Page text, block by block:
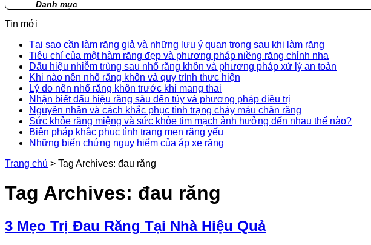
Danh mục
Tin mới
Tại sao cần làm răng giả và những lưu ý quan trọng sau khi làm răng
Tiêu chí của một hàm răng đẹp và phương pháp niềng răng chỉnh nha
Dấu hiệu nhiễm trùng sau nhổ răng khôn và phương pháp xử lý an toàn
Khi nào nên nhổ răng khôn và quy trình thực hiện
Lý do nên nhổ răng khôn trước khi mang thai
Nhận biết dấu hiệu răng sâu đến tủy và phương pháp điều trị
Nguyên nhân và cách khắc phục tình trạng chảy máu chân răng
Sức khỏe răng miệng và sức khỏe tim mạch ảnh hưởng đến nhau thế nào?
Biện pháp khắc phục tình trạng men răng yếu
Những biến chứng nguy hiểm của áp xe răng
Trang chủ > Tag Archives: đau răng
Tag Archives: đau răng
3 Mẹo Trị Đau Răng Tại Nhà Hiệu Quả